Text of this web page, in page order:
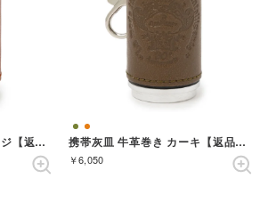
携帯灰皿 牛革巻き オレンジ【返品不可商品】 （オレンジ） 携帯灰皿 牛革巻き カーキ【返品不可商品】 （カーキ）
￥6,050